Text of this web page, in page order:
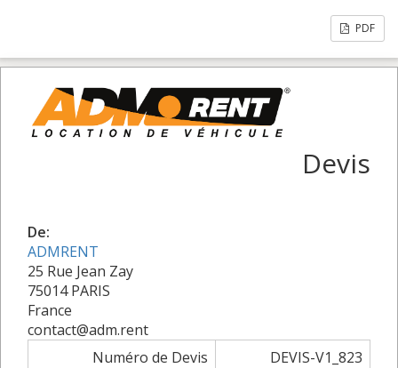
PDF
Devis
De:
ADMRENT
25 Rue Jean Zay
75014 PARIS
France
contact@adm.rent
Numéro de Devis
DEVIS-V1_823